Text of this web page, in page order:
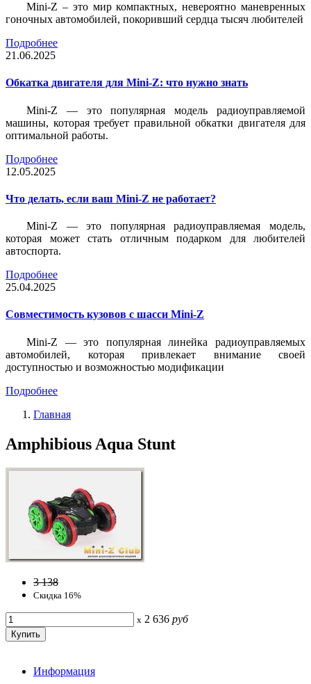
Mini-Z – это мир компактных, невероятно маневренных
гоночных автомобилей, покоривший сердца тысяч любителей
Подробнее
21.06.2025
Обкатка двигателя для Mini-Z: что нужно знать
Mini-Z — это популярная модель радиоуправляемой
машины, которая требует правильной обкатки двигателя для
оптимальной работы.
Подробнее
12.05.2025
Что делать, если ваш Mini-Z не работает?
Mini-Z — это популярная радиоуправляемая модель,
которая может стать отличным подарком для любителей
автоспорта.
Подробнее
25.04.2025
Совместимость кузовов с шасси Mini-Z
Mini-Z — это популярная линейка радиоуправляемых
автомобилей, которая привлекает внимание своей
доступностью и возможностью модификации
Подробнее
Главная
Amphibious Aqua Stunt
3 138
Скидка 16%
x 2 636 руб
Информация